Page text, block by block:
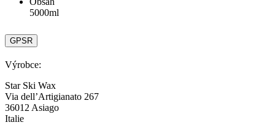
5000ml
GPSR
Výrobce:
Star Ski Wax
Via dell’Artigianato 267
36012 Asiago
Italie